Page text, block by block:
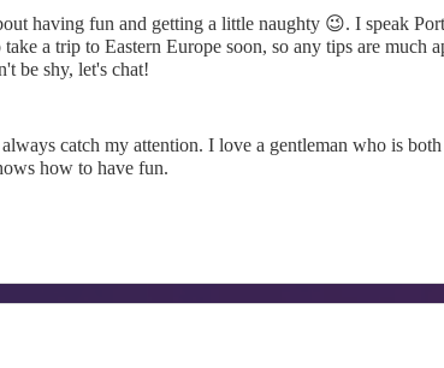
having fun and getting a little naughty 😉. I speak
a trip to Eastern Europe soon, so any tips are much
be shy, let's chat!
catch my attention. I love a gentleman who is
how to have fun.